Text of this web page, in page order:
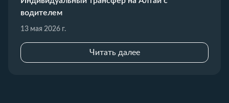
водителем
13 мая 2026 г.
Читать далее